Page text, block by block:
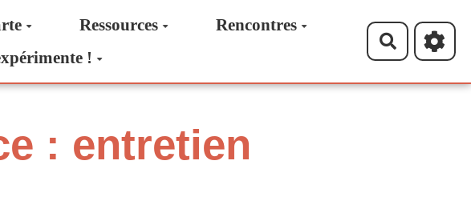
Ressources
Rencontres
!
: entretien